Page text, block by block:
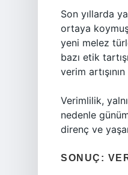
Son yıllarda
ortaya
yeni melez
bazı etik
verim
Verimlilik,
nedenle
direnç ve
SONUÇ: